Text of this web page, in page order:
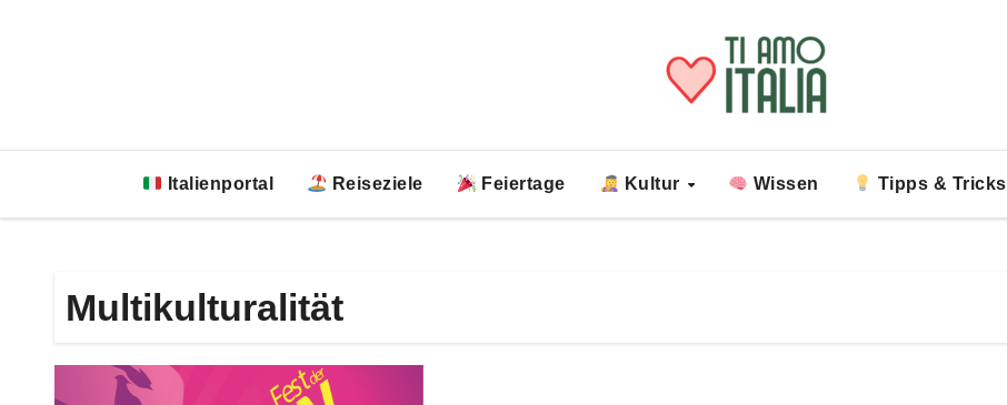
Italienportal Reiseziele Feiertage Kultur Wissen Tipps & Tricks
Multikulturalität